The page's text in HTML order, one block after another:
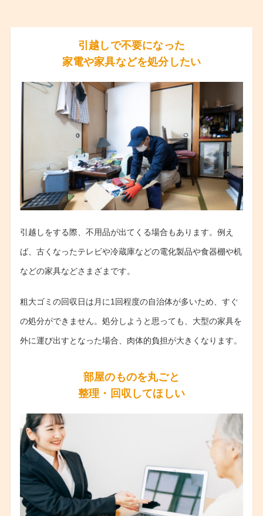
引越しで不要になった
家電や家具などを処分したい
引越しをする際、不用品が出てくる場合もあります。例え
ば、古くなったテレビや冷蔵庫などの電化製品や食器棚や机
などの家具などさまざまです。
粗大ゴミの回収日は月に1回程度の自治体が多いため、すぐ
の処分ができません。処分しようと思っても、大型の家具を
外に運び出すとなった場合、肉体的負担が大きくなります。
部屋のものを丸ごと
整理・回収してほしい